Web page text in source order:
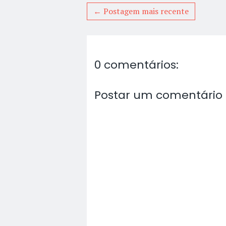
← Postagem mais recente
0 comentários:
Postar um comentário